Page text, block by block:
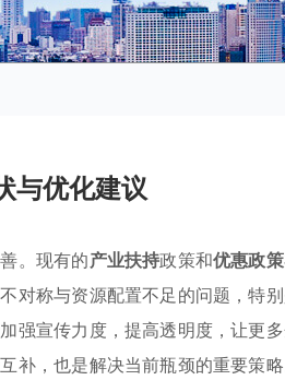
与优化建议
。现有的产业扶持政策和优惠政策
对称与资源配置不足的问题，特
强宣传力度，提高透明度，让更
补，也是解决当前瓶颈的重要策